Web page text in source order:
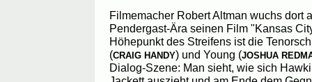
Filmemacher Robert Altman wuchs dort
Pendergast-Ära seinen Film "Kansas
Höhepunkt des Streifens ist die
(CRAIG HANDY) und Young (JOSHUA
Dialog-Szene: Man sieht, wie sich